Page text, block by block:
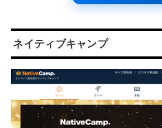
ネイティブキャンプ